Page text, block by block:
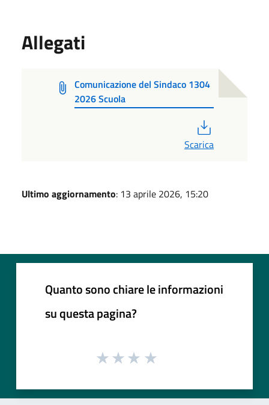
Allegati
Comunicazione del Sindaco 1304
2026 Scuola
Scarica
Ultimo aggiornamento: 13 aprile 2026, 15:20
Quanto sono chiare le informazioni
su questa pagina?